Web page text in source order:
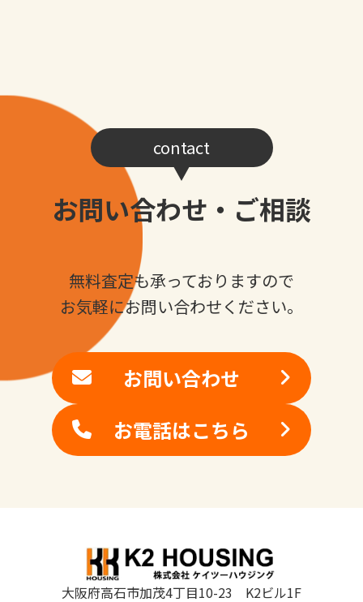
contact
お問い合わせ・ご相談
無料査定も承っておりますので
お気軽にお問い合わせください。
お問い合わせ
お電話はこちら
大阪府高石市加茂4丁目10-23 K2ビル1F